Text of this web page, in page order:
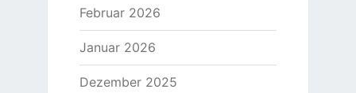
Februar 2026
Januar 2026
Dezember 2025